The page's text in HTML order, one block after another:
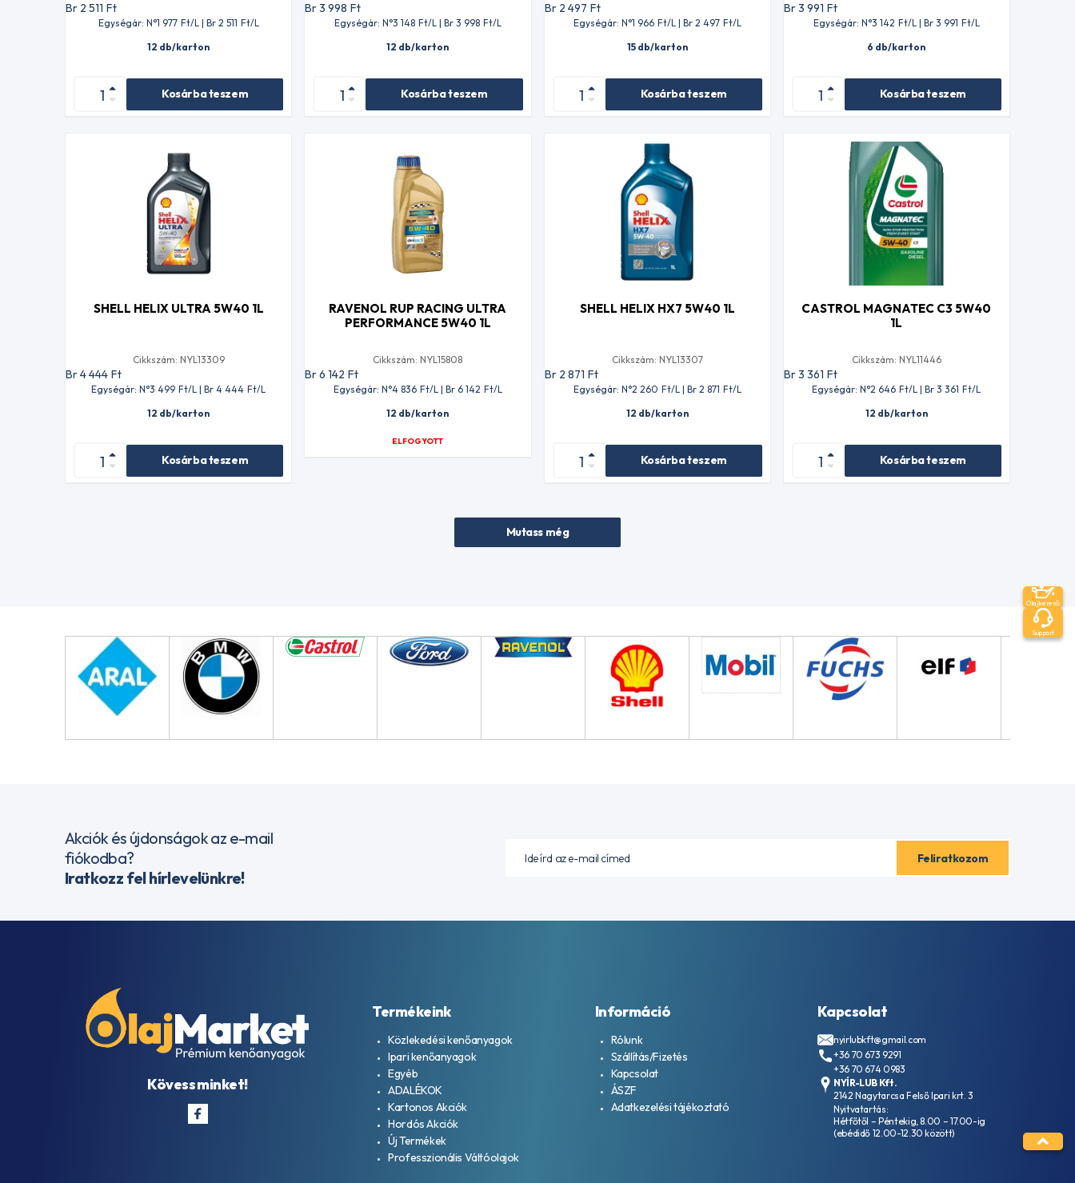
Br 2 511 Ft
Egységár: N°1 977 Ft/L | Br 2 511 Ft/L
12 db/karton
Kosárba teszem
Br 3 998 Ft
Egységár: N°3 148 Ft/L | Br 3 998 Ft/L
12 db/karton
Kosárba teszem
Br 2 497 Ft
Egységár: N°1 966 Ft/L | Br 2 497 Ft/L
15 db/karton
Kosárba teszem
Br 3 991 Ft
Egységár: N°3 142 Ft/L | Br 3 991 Ft/L
6 db/karton
Kosárba teszem
SHELL HELIX ULTRA 5W40 1L
Cikkszám: NYL13309
Br 4 444 Ft
Egységár: N°3 499 Ft/L | Br 4 444 Ft/L
12 db/karton
Kosárba teszem
RAVENOL RUP RACING ULTRA
PERFORMANCE 5W40 1L
Cikkszám: NYL15808
Br 6 142 Ft
Egységár: N°4 836 Ft/L | Br 6 142 Ft/L
12 db/karton
ELFOGYOTT
SHELL HELIX HX7 5W40 1L
Cikkszám: NYL13307
Br 2 871 Ft
Egységár: N°2 260 Ft/L | Br 2 871 Ft/L
12 db/karton
Kosárba teszem
CASTROL MAGNATEC C3 5W40
1L
Cikkszám: NYL11446
Br 3 361 Ft
Egységár: N°2 646 Ft/L | Br 3 361 Ft/L
12 db/karton
Kosárba teszem
Mutass még
Akciók és újdonságok az e-mail
fiókodba?
Iratkozz fel hírlevelünkre!
Kövess minket!
Termékeink
Közlekedési kenőanyagok
Ipari kenőanyagok
Egyéb
ADALÉKOK
Kartonos Akciók
Hordós Akciók
Új Termékek
Professzionális Váltóolajok
Információ
Rólunk
Szállítás/Fizetés
Kapcsolat
ÁSZF
Adatkezelési tájékoztató
Kapcsolat
nyirlubkft@gmail.com
+36 70 673 9291
+36 70 674 0983
NYÍR-LUB Kft.
2142 Nagytarcsa Felső Ipari krt. 3
Nyitvatartás:
Hétfőtől – Péntekig, 8.00 – 17.00-ig
(ebédidő 12.00-12.30 között)
Olajkereső
Support